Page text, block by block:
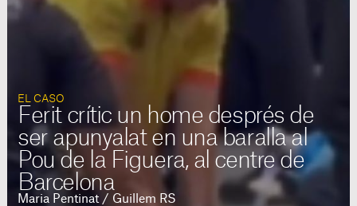
EL CASO
Ferit crític un home després de
ser apunyalat en una baralla al
Pou de la Figuera, al centre de
Barcelona
Maria Pentinat / Guillem RS